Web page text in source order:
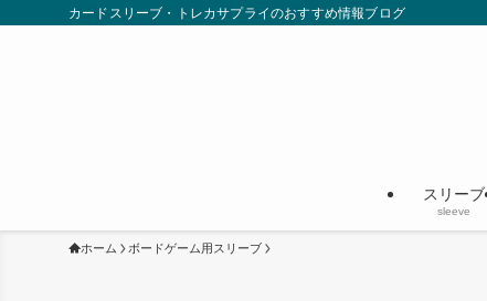
カードスリーブ・トレカサプライのおすすめ情報ブログ
スリーブ
sleeve
ホーム ボードゲーム用スリーブ